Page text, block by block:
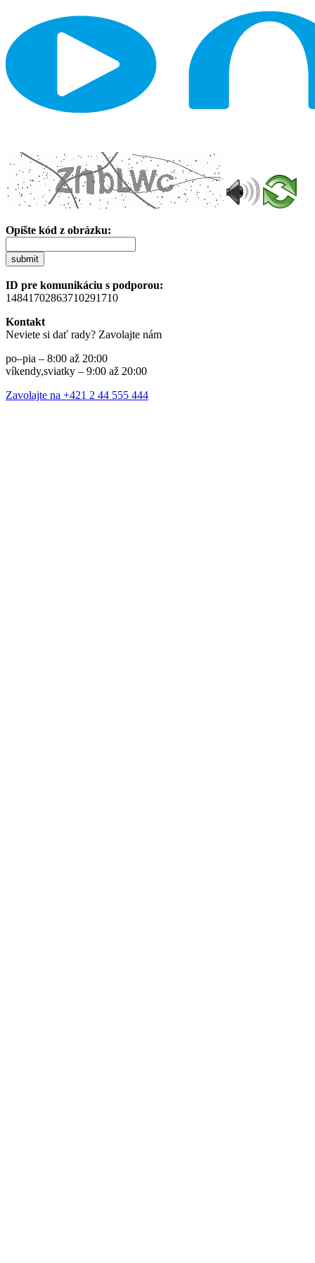
Opíšte kód z obrázku:
submit
ID pre komunikáciu s podporou:
14841702863710291710
Kontakt
Neviete si dať rady? Zavolajte nám
po–pia – 8:00 až 20:00
víkendy,sviatky – 9:00 až 20:00
Zavolajte na +421 2 44 555 444